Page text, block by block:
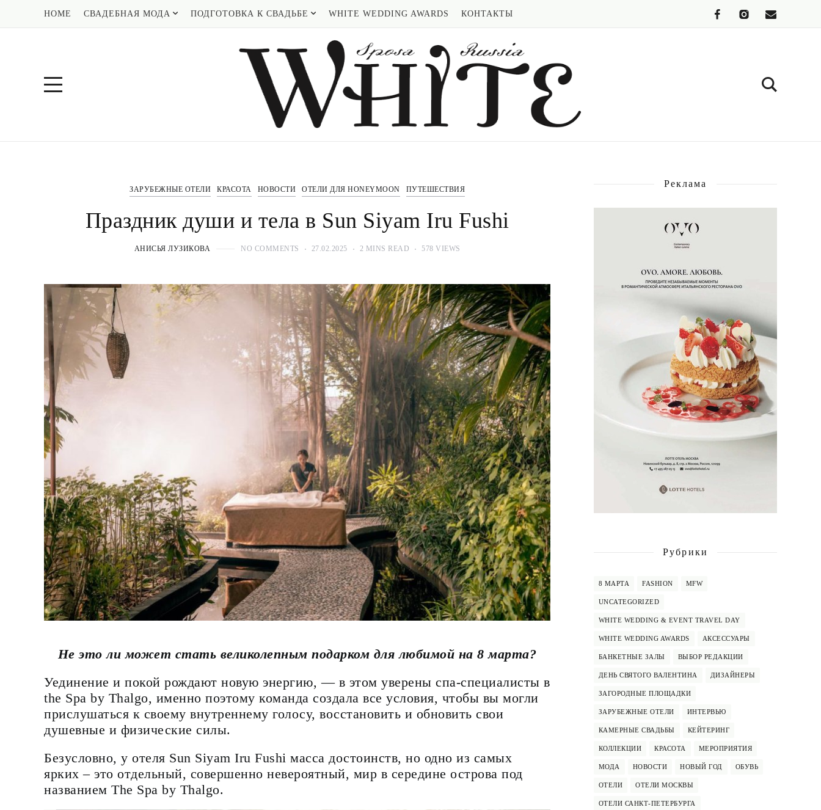
HOME СВАДЕБНАЯ МОДА ПОДГОТОВКА К СВАДЬБЕ WHITE WEDDING AWARDS КОНТАКТЫ
ЗАРУБЕЖНЫЕ ОТЕЛИ КРАСОТА НОВОСТИ ОТЕЛИ ДЛЯ HONEYMOON ПУТЕШЕСТВИЯ
Праздник души и тела в Sun Siyam Iru Fushi
АНИСЬЯ ЛУЗИКОВА NO COMMENTS 27.02.2025 2 MINS READ 578 VIEWS
Не это ли может стать великолепным подарком для любимой на 8 марта?
Уединение и покой рождают новую энергию, — в этом уверены спа-специалисты в
the Spa by Thalgo, именно поэтому команда создала все условия, чтобы вы могли
прислушаться к своему внутреннему голосу, восстановить и обновить свои
душевные и физические силы.
Безусловно, у отеля Sun Siyam Iru Fushi масса достоинств, но одно из самых
ярких – это отдельный, совершенно невероятный, мир в середине острова под
названием The Spa by Thalgo.
Реклама
Рубрики
8 МАРТА FASHION MFW
UNCATEGORIZED
WHITE WEDDING & EVENT TRAVEL DAY
WHITE WEDDING AWARDS АКСЕССУАРЫ
БАНКЕТНЫЕ ЗАЛЫ ВЫБОР РЕДАКЦИИ
ДЕНЬ СВЯТОГО ВАЛЕНТИНА ДИЗАЙНЕРЫ
ЗАГОРОДНЫЕ ПЛОЩАДКИ
ЗАРУБЕЖНЫЕ ОТЕЛИ ИНТЕРВЬЮ
КАМЕРНЫЕ СВАДЬБЫ КЕЙТЕРИНГ
КОЛЛЕКЦИИ КРАСОТА МЕРОПРИЯТИЯ
МОДА НОВОСТИ НОВЫЙ ГОД ОБУВЬ
ОТЕЛИ ОТЕЛИ МОСКВЫ
ОТЕЛИ САНКТ-ПЕТЕРБУРГА